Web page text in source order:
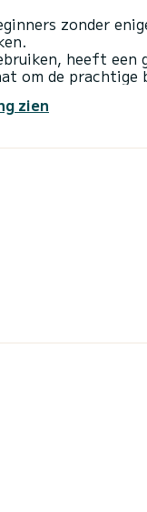
zonder
heeft een
om de prachtige
zien